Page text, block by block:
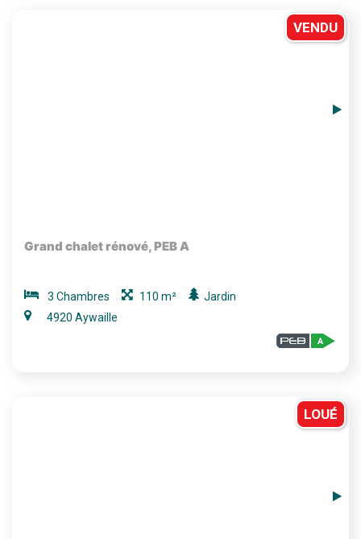
VENDU
Grand chalet rénové, PEB A
3 Chambres 110 m²
Jardin
4920 Aywaille
LOUÉ